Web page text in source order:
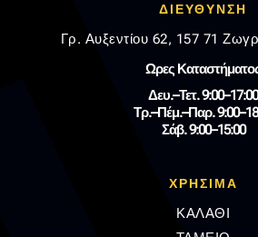
ΔΙΕΥΘΥΝΣΗ
Γρ. Αυξεντίου 62, 157 71
Ωρες
Δευ.–Τετ. 9:00–17:00
Τρ.–Πέμ.–Παρ.
Σάβ. 9:00–15:00
ΧΡΗΣΙΜΑ
ΚΑΛΑΘΙ